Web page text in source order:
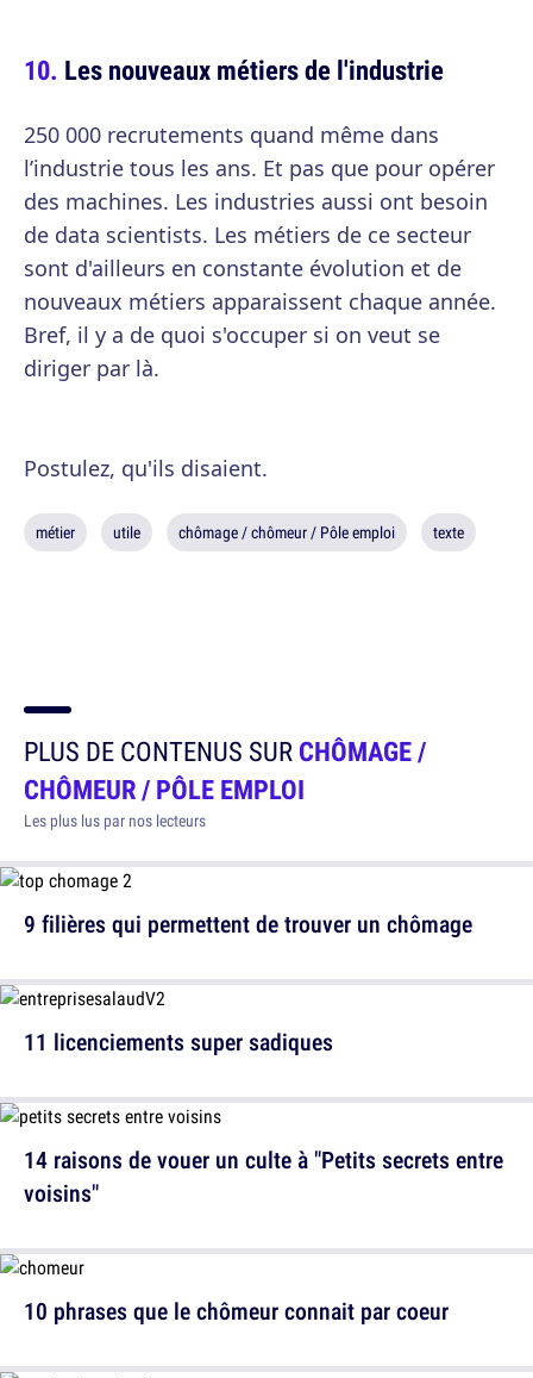
Les nouveaux métiers de l'industrie
250 000 recrutements quand même dans
l’industrie tous les ans. Et pas que pour opérer
des machines. Les industries aussi ont besoin
de data scientists. Les métiers de ce secteur
sont d'ailleurs en constante évolution et de
nouveaux métiers apparaissent chaque année.
Bref, il y a de quoi s'occuper si on veut se
diriger par là.
Postulez, qu'ils disaient.
métier utile chômage / chômeur / Pôle emploi texte
PLUS DE CONTENUS SURCHÔMAGE /
CHÔMEUR / PÔLE EMPLOI
Les plus lus par nos lecteurs
9 filières qui permettent de trouver un chômage
14 raisons de vouer un culte à "Petits secrets entre
voisins"
11 licenciements super sadiques
10 phrases que le chômeur connait par coeur